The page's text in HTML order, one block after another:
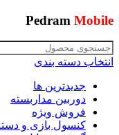
Pedram Mobile
انتخاب دسته بندی
جدیدترین ها
دوربین مداربسته
فروش ویژه
کنسول بازی و